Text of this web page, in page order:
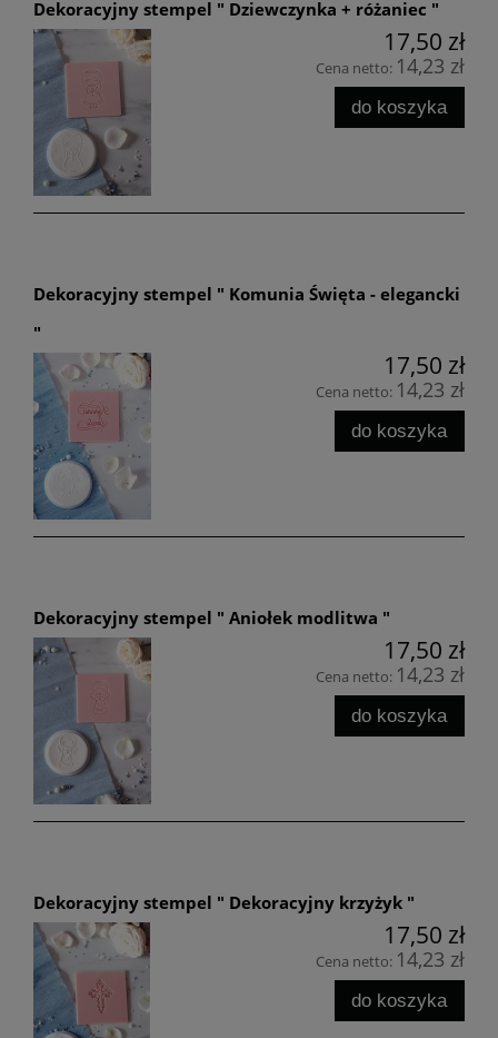
Dekoracyjny stempel " Dziewczynka + różaniec "
17,50 zł
Cena netto: 14,23 zł
do koszyka
Dekoracyjny stempel " Komunia Święta - elegancki
"
17,50 zł
Cena netto: 14,23 zł
do koszyka
Dekoracyjny stempel " Aniołek modlitwa "
17,50 zł
Cena netto: 14,23 zł
do koszyka
Dekoracyjny stempel " Dekoracyjny krzyżyk "
17,50 zł
Cena netto: 14,23 zł
do koszyka